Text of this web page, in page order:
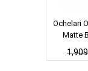
Ochelari
Matte